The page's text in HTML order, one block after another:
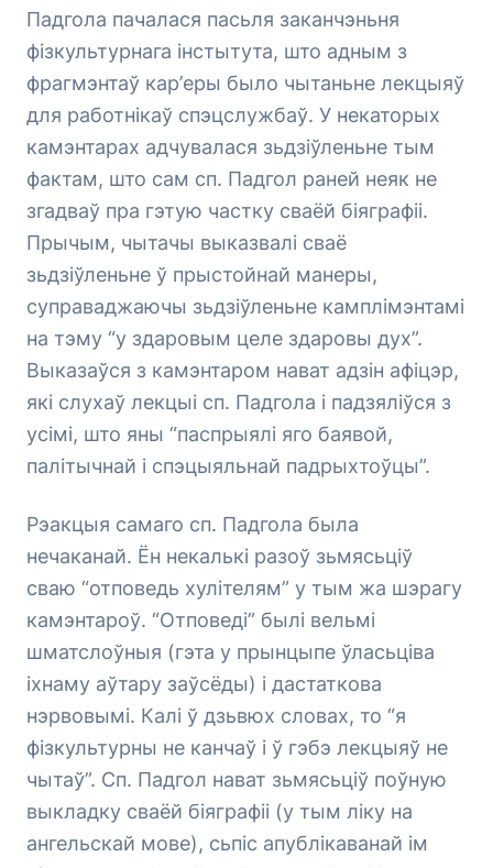
Падгола пачалася пасьля заканчэньня
фізкультурнага інстытута, што адным з
фрагмэнтаў кар’еры было чытаньне лекцыяў
для работнікаў спэцслужбаў. У некаторых
камэнтарах адчувалася зьдзіўленьне тым
фактам, што сам сп. Падгол раней неяк не
згадваў пра гэтую частку сваёй біяграфіі.
Прычым, чытачы выказвалі сваё
зьдзіўленьне ў прыстойнай манеры,
суправаджаючы зьдзіўленьне камплімэнтамі
на тэму “у здаровым целе здаровы дух”.
Выказаўся з камэнтаром нават адзін афіцэр,
які слухаў лекцыі сп. Падгола і падзяліўся з
усімі, што яны “паспрыялі яго баявой,
палітычнай і спэцыяльнай падрыхтоўцы”.
Рэакцыя самаго сп. Падгола была
нечаканай. Ён некалькі разоў зьмясьціў
сваю “отповедь хулітелям” у тым жа шэрагу
камэнтароў. “Отповеді” былі вельмі
шматслоўныя (гэта у прынцыпе ўласьціва
іхнаму аўтару заўсёды) і дастаткова
нэрвовымі. Калі ў дзьвюх словах, то “я
фізкультурны не канчаў і ў гэбэ лекцыяў не
чытаў”. Сп. Падгол нават зьмясьціў поўную
выкладку сваёй біяграфіі (у тым ліку на
ангельскай мове), сьпіс апублікаванай ім